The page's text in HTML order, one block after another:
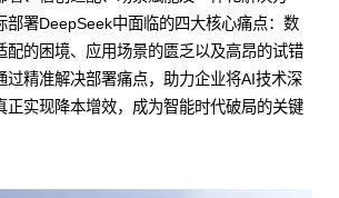
部署DeepSeek中面临的四大核心痛点：数
配的困境、应用场景的匮乏以及高昂的试错
过精准解决部署痛点，助力企业将AI技术深
正实现降本增效，成为智能时代破局的关键